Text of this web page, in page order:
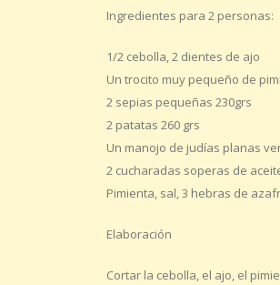
Ingredientes para 2 personas:
1/2 cebolla, 2 dientes de ajo
Un trocito muy pequeño de
2 sepias pequeñas 230grs
2 patatas 260 grs
Un manojo de judías planas
2 cucharadas soperas de
Pimienta, sal, 3 hebras de
Elaboración
Cortar la cebolla, el ajo, el